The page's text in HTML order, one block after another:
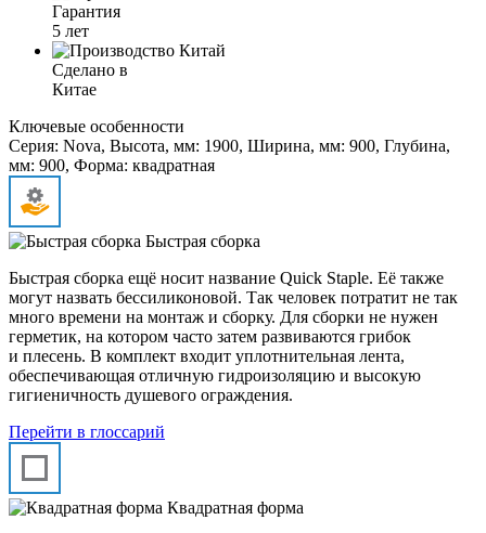
Гарантия
5 лет
Сделано в
Китае
Ключевые особенности
Серия: Nova, Высота, мм: 1900, Ширина, мм: 900, Глубина,
мм: 900, Форма: квадратная
Быстрая сборка
Быстрая сборка ещё носит название Quick Staple. Её также
могут назвать бессиликоновой. Так человек потратит не так
много времени на монтаж и сборку. Для сборки не нужен
герметик, на котором часто затем развиваются грибок
и плесень. В комплект входит уплотнительная лента,
обеспечивающая отличную гидроизоляцию и высокую
гигиеничность душевого ограждения.
Перейти в глоссарий
Квадратная форма